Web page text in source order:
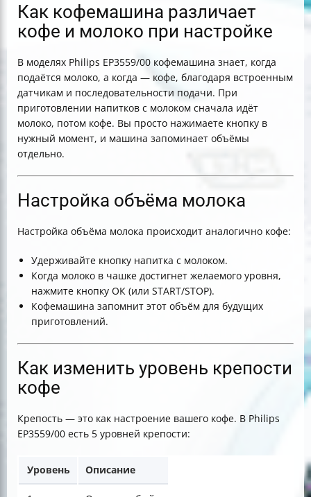
Как кофемашина различает
кофе и молоко при настройке
В моделях Philips EP3559/00 кофемашина знает, когда
подаётся молоко, а когда — кофе, благодаря встроенным
датчикам и последовательности подачи. При
приготовлении напитков с молоком сначала идёт
молоко, потом кофе. Вы просто нажимаете кнопку в
нужный момент, и машина запоминает объёмы
отдельно.
Настройка объёма молока
Настройка объёма молока происходит аналогично кофе:
Удерживайте кнопку напитка с молоком.
Когда молоко в чашке достигнет желаемого уровня,
нажмите кнопку ОК (или START/STOP).
Кофемашина запомнит этот объём для будущих
приготовлений.
Как изменить уровень крепости
кофе
Крепость — это как настроение вашего кофе. В Philips
EP3559/00 есть 5 уровней крепости:
Уровень Описание